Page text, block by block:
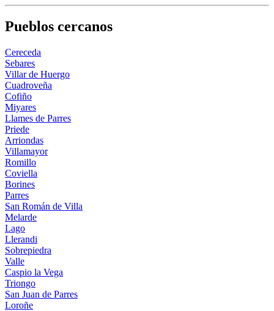
Pueblos cercanos
Cereceda
Sebares
Villar de Huergo
Cuadroveña
Cofiño
Miyares
Llames de Parres
Priede
Arriondas
Villamayor
Romillo
Coviella
Borines
Parres
San Román de Villa
Melarde
Lago
Llerandi
Sobrepiedra
Valle
Caspio la Vega
Triongo
San Juan de Parres
Loroñe